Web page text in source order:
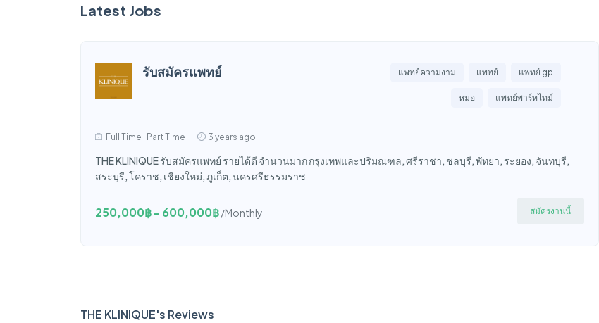
Latest Jobs
รับสมัครแพทย์ แพทย์ความงาม แพทย์ แพทย์ gp
หมอ แพทย์พาร์ทไทม์
Full Time , Part Time 3 years ago
THE KLINIQUE รับสมัครแพทย์ รายได้ดี จำนวนมาก กรุงเทพและปริมณฑล, ศรีราชา, ชลบุรี, พัทยา, ระยอง, จันทบุรี,
สระบุรี, โคราช, เชียงใหม่, ภูเก็ต, นครศรีธรรมราช
250,000฿ - 600,000฿/Monthly สมัครงานนี้
THE KLINIQUE's Reviews